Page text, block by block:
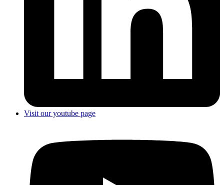
Visit our youtube page